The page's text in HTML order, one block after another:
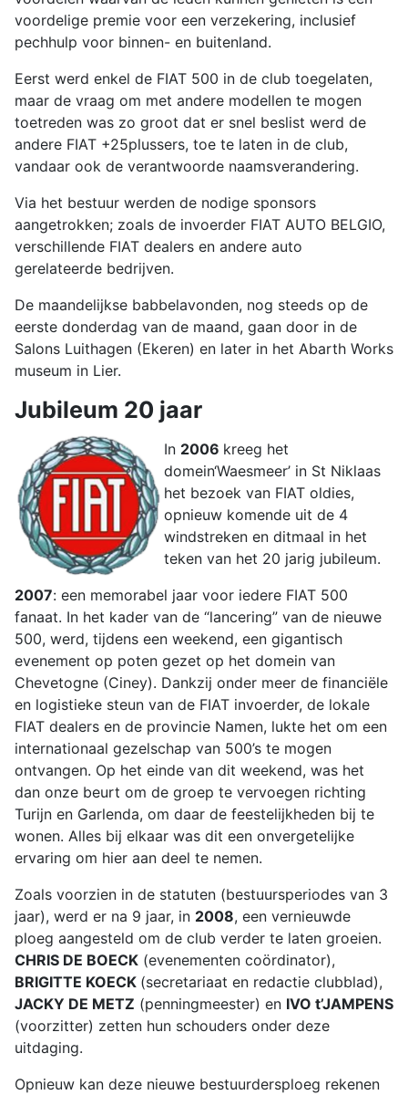
voordelige premie voor een verzekering, inclusief
pechhulp voor binnen- en buitenland.
Eerst werd enkel de FIAT 500 in de club toegelaten,
maar de vraag om met andere modellen te mogen
toetreden was zo groot dat er snel beslist werd de
andere FIAT +25plussers, toe te laten in de club,
vandaar ook de verantwoorde naamsverandering.
Via het bestuur werden de nodige sponsors
aangetrokken; zoals de invoerder FIAT AUTO BELGIO,
verschillende FIAT dealers en andere auto
gerelateerde bedrijven.
De maandelijkse babbelavonden, nog steeds op de
eerste donderdag van de maand, gaan door in de
Salons Luithagen (Ekeren) en later in het Abarth Works
museum in Lier.
Jubileum 20 jaar
In 2006 kreeg het
domein‘Waesmeer’ in St Niklaas
het bezoek van FIAT oldies,
opnieuw komende uit de 4
windstreken en ditmaal in het
teken van het 20 jarig jubileum.
2007: een memorabel jaar voor iedere FIAT 500
fanaat. In het kader van de “lancering” van de nieuwe
500, werd, tijdens een weekend, een gigantisch
evenement op poten gezet op het domein van
Chevetogne (Ciney). Dankzij onder meer de financiële
en logistieke steun van de FIAT invoerder, de lokale
FIAT dealers en de provincie Namen, lukte het om een
internationaal gezelschap van 500’s te mogen
ontvangen. Op het einde van dit weekend, was het
dan onze beurt om de groep te vervoegen richting
Turijn en Garlenda, om daar de feestelijkheden bij te
wonen. Alles bij elkaar was dit een onvergetelijke
ervaring om hier aan deel te nemen.
Zoals voorzien in de statuten (bestuursperiodes van 3
jaar), werd er na 9 jaar, in 2008, een vernieuwde
ploeg aangesteld om de club verder te laten groeien.
CHRIS DE BOECK (evenementen coördinator),
BRIGITTE KOECK (secretariaat en redactie clubblad),
JACKY DE METZ (penningmeester) en IVO t’JAMPENS
(voorzitter) zetten hun schouders onder deze
uitdaging.
Opnieuw kan deze nieuwe bestuurdersploeg rekenen